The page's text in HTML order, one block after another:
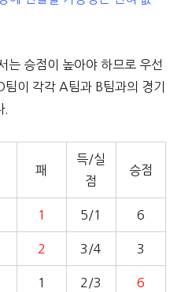
승점이 높아야 하므로 우선
이 각각 A팀과 B팀과의 경기
.
패
득/실
점
승점
1 5/1 6
2 3/4 3
1 2/3 6